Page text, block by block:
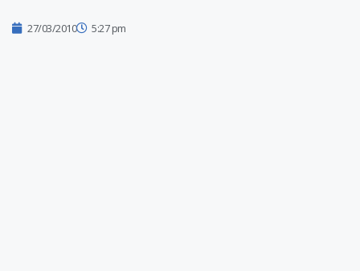
27/03/2010 5:27 pm